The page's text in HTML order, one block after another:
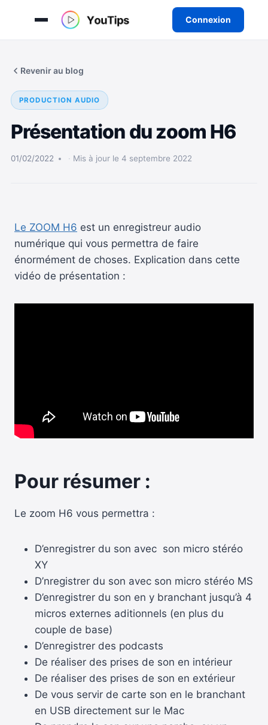
Connexion
Revenir au blog
PRODUCTION AUDIO
Présentation du zoom H6
01/02/2022 Mis à jour le 4 septembre 2022
Le ZOOM H6 est un enregistreur audio
numérique qui vous permettra de faire
énormément de choses. Explication dans cette
vidéo de présentation :
Pour résumer :
Le zoom H6 vous permettra :
D’enregistrer du son avec son micro stéréo
XY
D’nregistrer du son avec son micro stéréo MS
D’enregistrer du son en y branchant jusqu’à 4
micros externes aditionnels (en plus du
couple de base)
D’enregistrer des podcasts
De réaliser des prises de son en intérieur
De réaliser des prises de son en extérieur
De vous servir de carte son en le branchant
en USB directement sur le Mac